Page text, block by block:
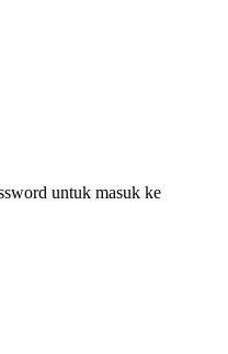
untuk masuk ke